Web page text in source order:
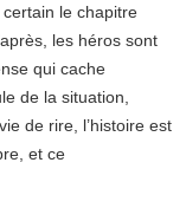
le chapitre
les héros sont
qui cache
de la situation,
de rire, l’histoire est
et ce